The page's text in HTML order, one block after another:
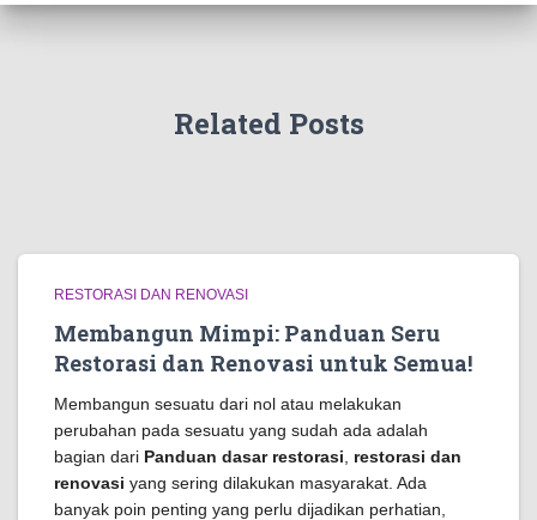
Related Posts
RESTORASI DAN RENOVASI
Membangun Mimpi: Panduan Seru
Restorasi dan Renovasi untuk Semua!
Membangun sesuatu dari nol atau melakukan
perubahan pada sesuatu yang sudah ada adalah
bagian dari Panduan dasar restorasi
restorasi dan
renovasi yang sering dilakukan masyarakat. Ada
banyak poin penting yang perlu dijadikan perhatian,